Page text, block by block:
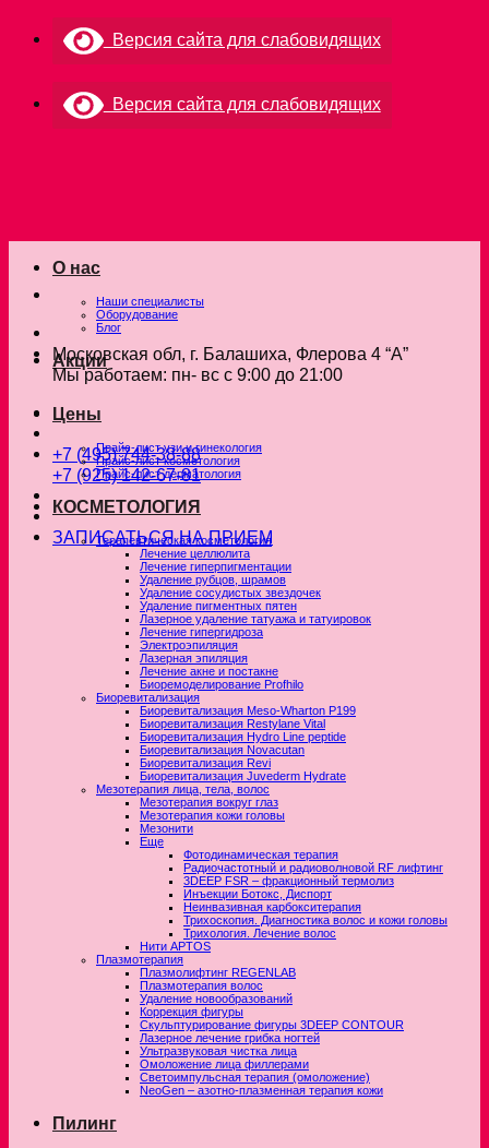
Версия сайта для слабовидящих
Версия сайта для слабовидящих
Московская обл, г. Балашиха, Флерова 4 “А”
Мы работаем: пн- вс с 9:00 до 21:00
+7 (495) 744-38-88
+7 (925) 142-67-81
ЗАПИСАТЬСЯ НА ПРИЕМ
О нас
Наши специалисты
Оборудование
Блог
Акции
Цены
Прайс-лист узи и гинекология
Прайс-лист косметология
Прайс-лист дерматология
КОСМЕТОЛОГИЯ
Терапевтическая косметология
Лечение целлюлита
Лечение гиперпигментации
Удаление рубцов, шрамов
Удаление сосудистых звездочек
Удаление пигментных пятен
Лазерное удаление татуажа и татуировок
Лечение гипергидроза
Электроэпиляция
Лазерная эпиляция
Лечение акне и постакне
Биоремоделирование Profhilo
Биоревитализация
Биоревитализация Meso-Wharton P199
Биоревитализация Restylane Vital
Биоревитализация Hydro Line peptide
Биоревитализация Novacutan
Биоревитализация Revi
Биоревитализация Juvederm Hydrate
Мезотерапия лица, тела, волос
Мезотерапия вокруг глаз
Мезотерапия кожи головы
Мезонити
Еще
Фотодинамическая терапия
Радиочастотный и радиоволновой RF лифтинг
3DEEP FSR – фракционный термолиз
Инъекции Ботокс, Диспорт
Неинвазивная карбокситерапия
Трихоскопия. Диагностика волос и кожи головы
Трихология. Лечение волос
Нити APTOS
Плазмотерапия
Плазмолифтинг REGENLAB
Плазмотерапия волос
Удаление новообразований
Коррекция фигуры
Скульптурирование фигуры 3DEEP CONTOUR
Лазерное лечение грибка ногтей
Ультразвуковая чистка лица
Омоложение лица филлерами
Светоимпульсная терапия (омоложение)
NeoGen – азотно-плазменная терапия кожи
Пилинг